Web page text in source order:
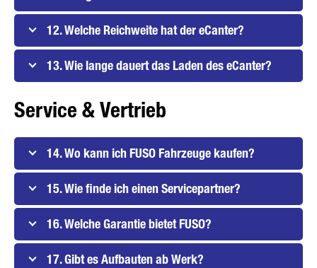
12. Welche Reichweite hat der eCanter?
13. Wie lange dauert das Laden des eCanter?
Service & Vertrieb
14. Wo kann ich FUSO Fahrzeuge kaufen?
15. Wie finde ich einen Servicepartner?
16. Welche Garantie bietet FUSO?
17. Gibt es Aufbauten ab Werk?